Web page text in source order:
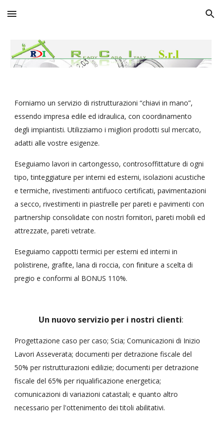
Skip to main content Skip to navigation
Forniamo un servizio di ristrutturazioni “chiavi in mano”,
essendo impresa edile ed idraulica, con coordinamento
degli impiantisti. Utilizziamo i migliori prodotti sul mercato,
adatti alle vostre esigenze.
Eseguiamo lavori in cartongesso, controsoffittature di ogni
tipo, tinteggiature per interni ed esterni, isolazioni acustiche
e termiche, rivestimenti antifuoco certificati, pavimentazioni
a secco, rivestimenti in piastrelle per pareti e pavimenti con
partnership consolidate con nostri fornitori, pareti mobili ed
attrezzate, pareti vetrate.
Eseguiamo cappotti termici per esterni ed interni in
polistirene, grafite, lana di roccia, con finiture a scelta di
pregio e conformi al BONUS 110%.
Un nuovo servizio per i nostri clienti:
Progettazione caso per caso; Scia; Comunicazioni di Inizio
Lavori Asseverata; documenti per detrazione fiscale del
50% per ristrutturazioni edilizie; documenti per detrazione
fiscale del 65% per riqualificazione energetica;
comunicazioni di variazioni catastali; e quanto altro
necessario per l'ottenimento dei titoli abilitativi.